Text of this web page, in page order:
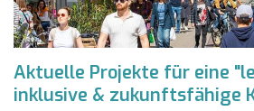
Aktuelle Projekte für eine
inklusive & zukunftsfähige